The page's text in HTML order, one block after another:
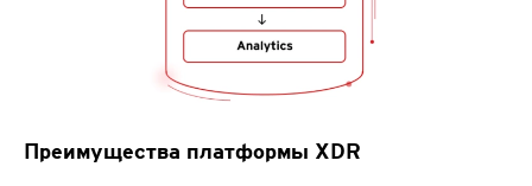
Преимущества платформы XDR